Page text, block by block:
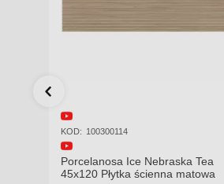
KOD: 100337415
Porcelanosa Noa Tanzania
Almond 59,6X120 Płytka gresowa